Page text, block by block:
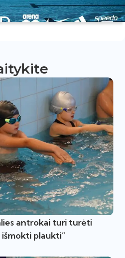
antrokai turi turėti
plaukti“